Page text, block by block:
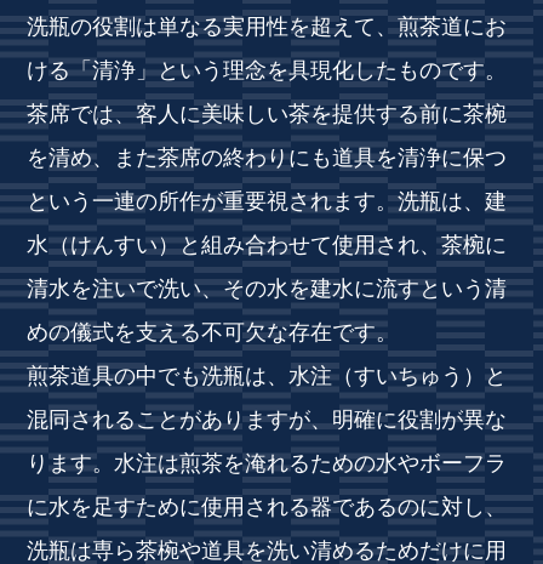
洗瓶の役割は単なる実用性を超えて、煎茶道にお
ける「清浄」という理念を具現化したものです。
茶席では、客人に美味しい茶を提供する前に茶椀
を清め、また茶席の終わりにも道具を清浄に保つ
という一連の所作が重要視されます。洗瓶は、建
水（けんすい）と組み合わせて使用され、茶椀に
清水を注いで洗い、その水を建水に流すという清
めの儀式を支える不可欠な存在です。
煎茶道具の中でも洗瓶は、水注（すいちゅう）と
混同されることがありますが、明確に役割が異な
ります。水注は煎茶を淹れるための水やボーフラ
に水を足すために使用される器であるのに対し、
洗瓶は専ら茶椀や道具を洗い清めるためだけに用